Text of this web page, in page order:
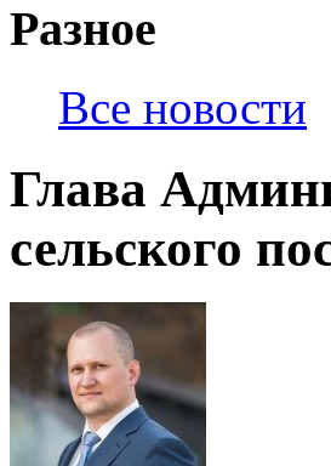
Разное
Все новости
Глава
сельского